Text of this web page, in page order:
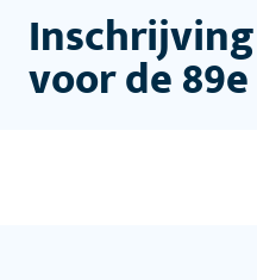
voor de